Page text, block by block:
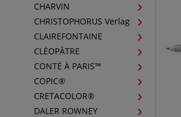
CHARVIN
CHRISTOPHORUS Verlag
CLAIREFONTAINE
CLÉOPÂTRE
CONTÉ À PARIS™
COPIC®
CRETACOLOR®
DALER ROWNEY